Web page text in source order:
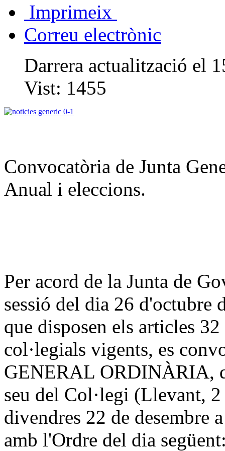
Imprimeix
Correu electrònic
Darrera actualització el
Vist: 1455
Convocatòria de Junta
Anual i eleccions.
Per acord de la Junta de
sessió del dia 26 d'octubre
que disposen els articles
col·legials vigents, es
GENERAL ORDINÀRIA,
seu del Col·legi (Llevant,
divendres 22 de desembre
amb l'Ordre del dia